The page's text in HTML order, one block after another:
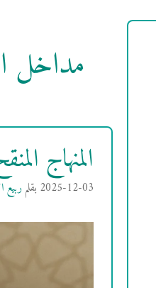
مداخل
المنهاج المنقح
2025-12-03 بقلمربيع